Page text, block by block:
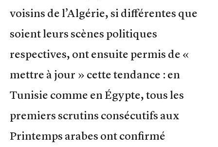
voisins de l’Algérie, si différentes que
soient leurs scènes politiques
respectives, ont ensuite permis de «
mettre à jour » cette tendance : en
Tunisie comme en Égypte, tous les
premiers scrutins consécutifs aux
Printemps arabes ont confirmé